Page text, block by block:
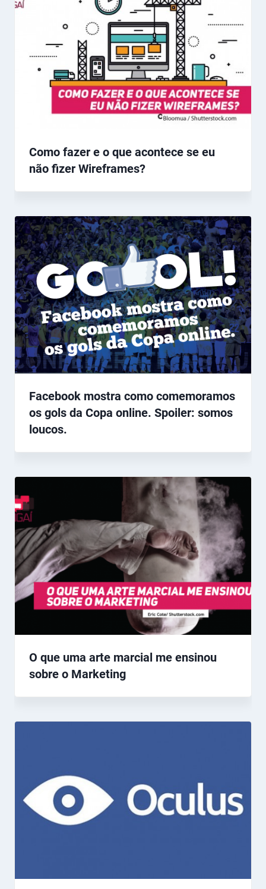
Como fazer e o que acontece se eu
não fizer Wireframes?
Facebook mostra como comemoramos
os gols da Copa online. Spoiler: somos
loucos.
O que uma arte marcial me ensinou
sobre o Marketing